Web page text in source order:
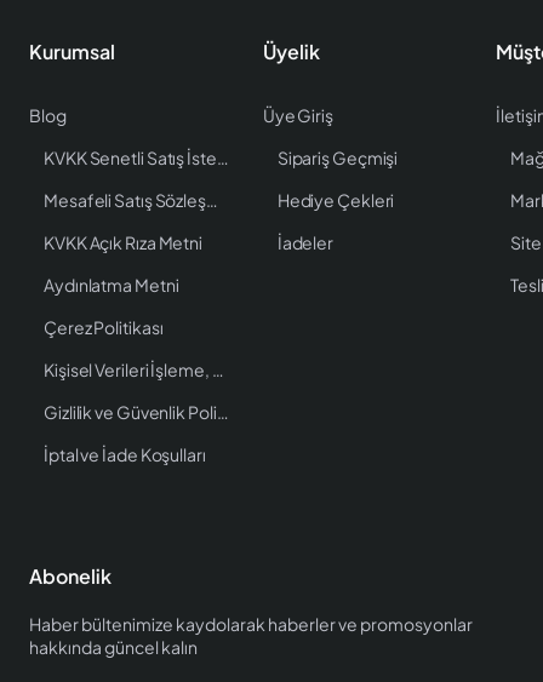
Kurumsal
Blog
KVKK Senetli Satış İstenen Bilgiler
Mesafeli Satış Sözleşmesi
KVKK Açık Rıza Metni
Aydınlatma Metni
Çerez Politikası
Kişisel Verileri İşleme, Saklama ve İmha Politikası
Gizlilik ve Güvenlik Politikası
İptal ve İade Koşulları
Üyelik
Üye Giriş
Sipariş Geçmişi
Hediye Çekleri
İadeler
Site
Abonelik
Haber bültenimize kaydolarak haberler ve promosyonlar
hakkında güncel kalın